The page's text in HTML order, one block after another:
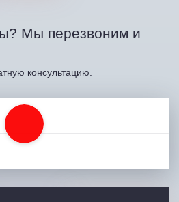
Мы перезвоним и
консультацию.